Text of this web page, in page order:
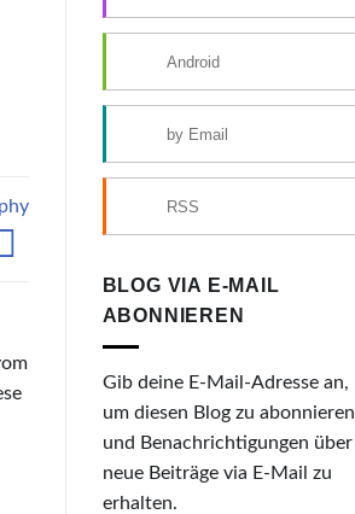
Android
by Email
RSS
BLOG VIA E-MAIL
ABONNIEREN
Gib deine E-Mail-Adresse an,
um diesen Blog zu abonnieren
und Benachrichtigungen über
neue Beiträge via E-Mail zu
erhalten.